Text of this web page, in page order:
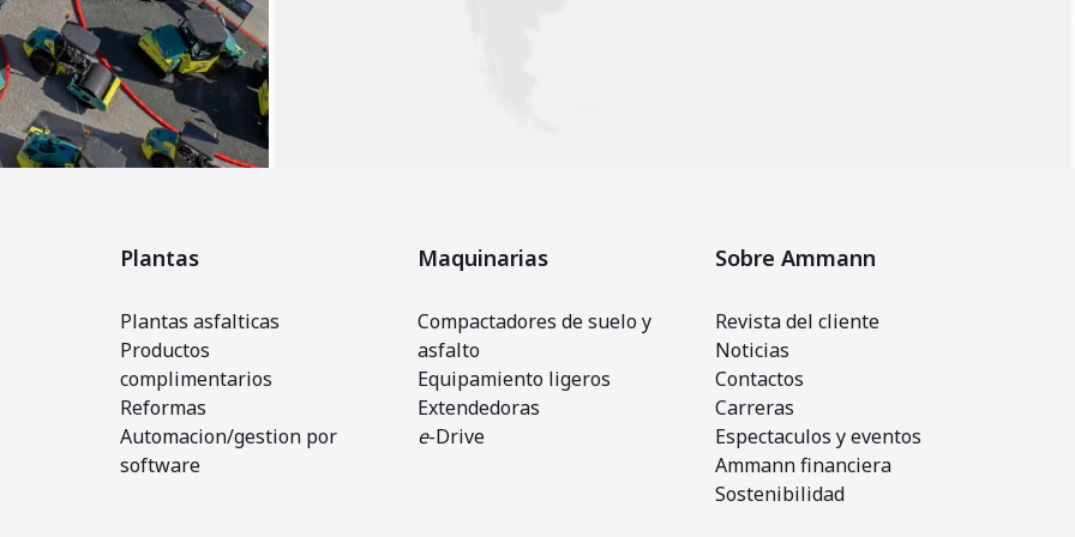
Plantas
Plantas asfalticas
Productos
complimentarios
Reformas
Automacion/gestion por
software
Maquinarias
Compactadores de suelo y
asfalto
Equipamiento ligeros
Extendedoras
e-Drive
Sobre Ammann
Revista del cliente
Noticias
Contactos
Carreras
Espectaculos y eventos
Ammann financiera
Sostenibilidad